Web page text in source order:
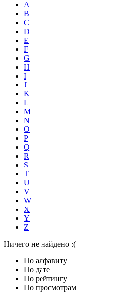
A
B
C
D
E
F
G
H
I
J
K
L
M
N
O
P
Q
R
S
T
U
V
W
X
Y
Z
Ничего не найдено :(
По алфавиту
По дате
По рейтингу
По просмотрам